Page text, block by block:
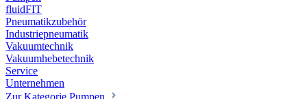
fluidFIT
Pneumatikzubehör
Industriepneumatik
Vakuumtechnik
Vakuumhebetechnik
Service
Unternehmen